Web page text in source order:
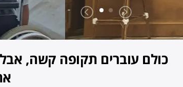
כולם עוברים תקופה קשה, אבל